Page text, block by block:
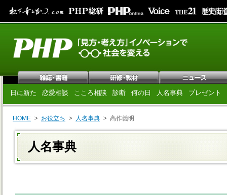
日に新た 恋愛相談 こころ相談 診断 何の日 人名事典 プレゼント
HOME お役立ち 人名事典 高作義明
人名事典